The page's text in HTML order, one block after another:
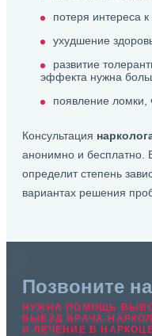
потеря интереса
ухудшение
развитие
эффекта нужна
появление ломки,
Консультация
анонимно и бесплатно.
определит степень
вариантах решения
Позвоните
НУЖНА ПОМОЩЬ
ВЫЕЗД ВРАЧА-
И ЛЕЧЕНИЕ В